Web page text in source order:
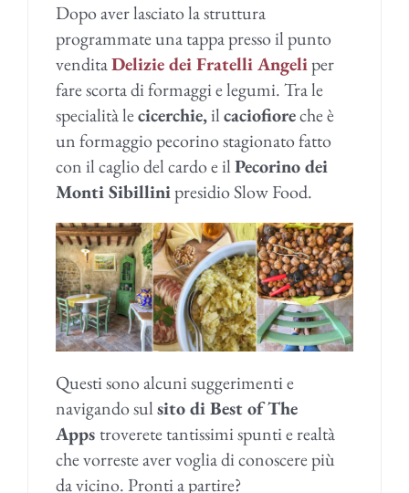
Dopo aver lasciato la struttura
programmate una tappa presso il punto
venditaDelizie dei Fratelli Angeliper
fare scorta di formaggi e legumi. Tra le
specialità lecicerchie,ilcaciofioreche è
un formaggio pecorino stagionato fatto
con il caglio del cardo e ilPecorino dei
Monti Sibillinipresidio Slow Food.
Questi sono alcuni suggerimenti e
navigando sulsito di Best of The
Appstroverete tantissimi spunti e realtà
che vorreste aver voglia di conoscere più
da vicino. Pronti a partire?